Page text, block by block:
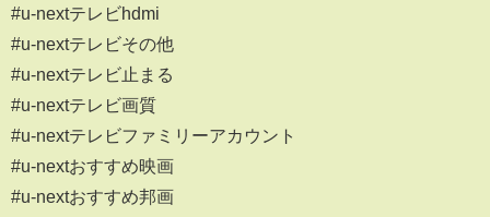
#u-nextテレビhdmi
#u-nextテレビその他
#u-nextテレビ止まる
#u-nextテレビ画質
#u-nextテレビファミリーアカウント
#u-nextおすすめ映画
#u-nextおすすめ邦画